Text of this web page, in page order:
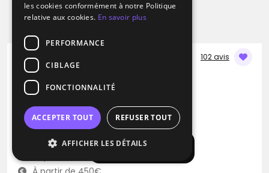
Afficher la carte
102 avis
DJ / Artiste solo / Groupe de musique
Nany Pedrito Anim
Blues Musique Brésilienne RNB
Sermaises (45)
les cookies conformément à notre Politique
relative aux cookies. En savoir plus
PERFORMANCE
CIBLAGE
FONCTIONNALITÉ
ACCEPTER TOUT REFUSER TOUT
AFFICHER LES DÉTAILS